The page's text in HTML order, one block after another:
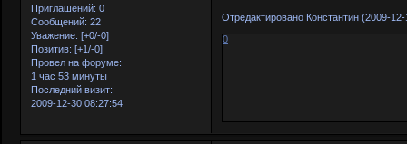
Приглашений: 0
Сообщений: 22
Уважение: [+0/-0]
Позитив: [+1/-0]
Провел на форуме:
1 час 53 минуты
Последний визит:
2009-12-30 08:27:54
Отредактировано Константин (2009-
0